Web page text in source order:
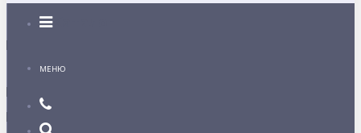
Каталог
МЕНЮ